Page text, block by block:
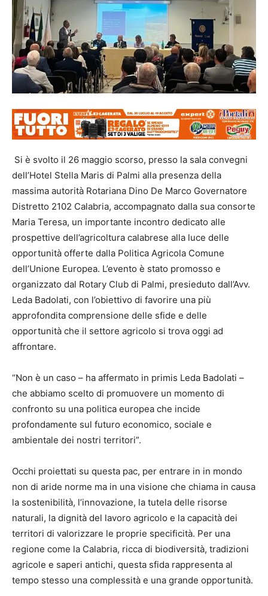
Si è svolto il 26 maggio scorso, presso la sala convegni
dell’Hotel Stella Maris di Palmi alla presenza della
massima autorità Rotariana Dino De Marco Governatore
Distretto 2102 Calabria, accompagnato dalla sua consorte
Maria Teresa, un importante incontro dedicato alle
prospettive dell’agricoltura calabrese alla luce delle
opportunità offerte dalla Politica Agricola Comune
dell’Unione Europea. L’evento è stato promosso e
organizzato dal Rotary Club di Palmi, presieduto dall’Avv.
Leda Badolati, con l’obiettivo di favorire una più
approfondita comprensione delle sfide e delle
opportunità che il settore agricolo si trova oggi ad
affrontare.
“Non è un caso – ha affermato in primis Leda Badolati –
che abbiamo scelto di promuovere un momento di
confronto su una politica europea che incide
profondamente sul futuro economico, sociale e
ambientale dei nostri territori”.
Occhi proiettati su questa pac, per entrare in in mondo
non di aride norme ma in una visione che chiama in causa
la sostenibilità, l’innovazione, la tutela delle risorse
naturali, la dignità del lavoro agricolo e la capacità dei
territori di valorizzare le proprie specificità. Per una
regione come la Calabria, ricca di biodiversità, tradizioni
agricole e saperi antichi, questa sfida rappresenta al
tempo stesso una complessità e una grande opportunità.